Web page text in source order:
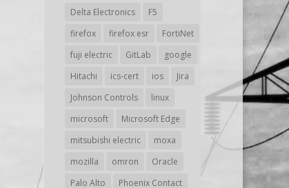
Delta Electronics
F5
firefox
firefox esr
FortiNet
fuji electric
GitLab
google
Hitachi
ics-cert ios
Jira
Johnson Controls
linux
microsoft
Microsoft Edge
mitsubishi electric
moxa
mozilla
omron
Oracle
Palo Alto
Phoenix Contact